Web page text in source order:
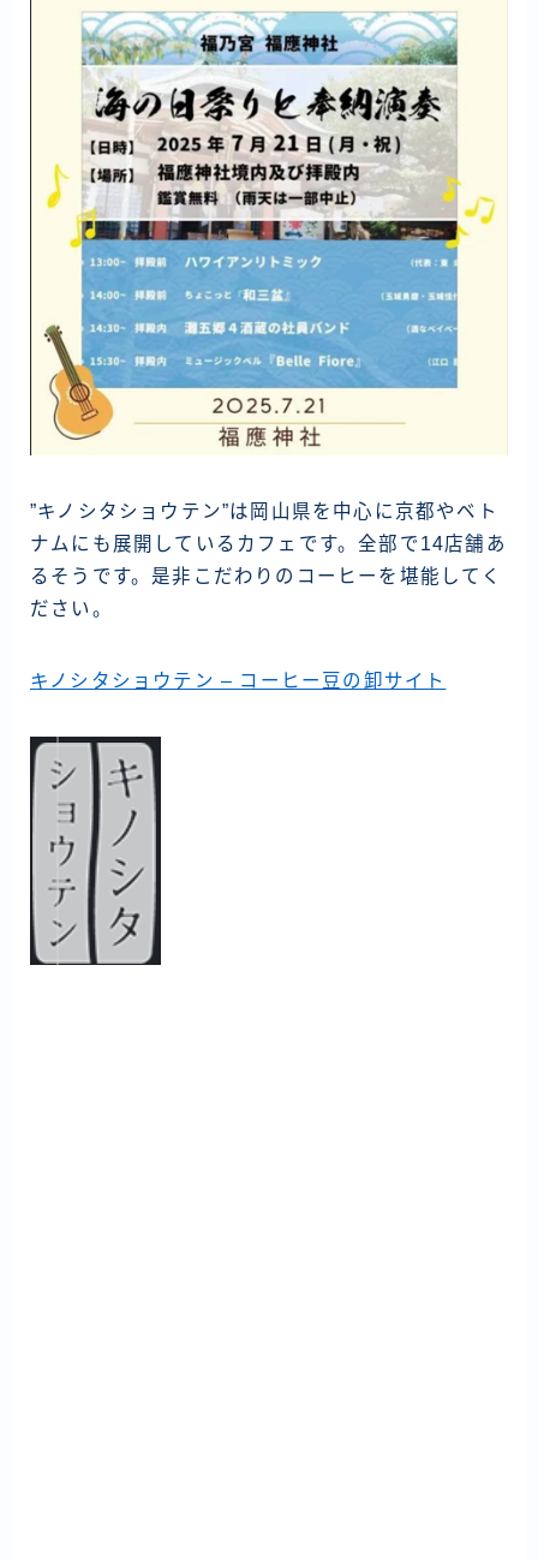
”キノシタショウテン”は岡山県を中心に京都やベト
ナムにも展開しているカフェです。全部で14店舗あ
るそうです。是非こだわりのコーヒーを堪能してく
ださい。
キノシタショウテン – コーヒー豆の卸サイト